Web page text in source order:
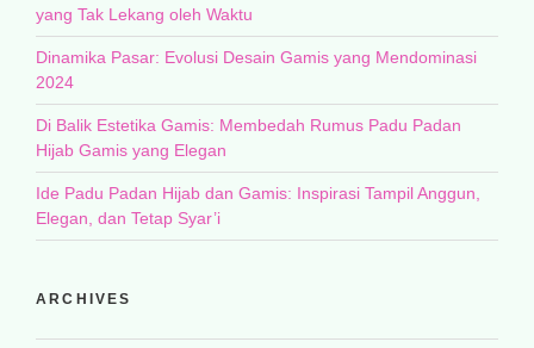
yang Tak Lekang oleh Waktu
Dinamika Pasar: Evolusi Desain Gamis yang Mendominasi
2024
Di Balik Estetika Gamis: Membedah Rumus Padu Padan
Hijab Gamis yang Elegan
Ide Padu Padan Hijab dan Gamis: Inspirasi Tampil Anggun,
Elegan, dan Tetap Syar’i
ARCHIVES